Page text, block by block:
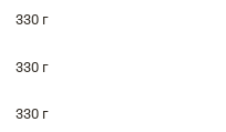
330 г
330 г
330 г